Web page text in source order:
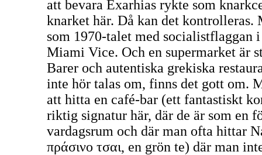
att bevara Exarhias rykte som
knarket här. Då kan det kontrolleras.
som 1970-talet med socialistflaggan
Miami Vice. Och en supermarket är
Barer och autentiska grekiska
inte hör talas om, finns det gott om.
att hitta en café-bar (ett fantastiskt
riktig signatur här, där de är som en
vardagsrum och där man ofta hittar
πράσινο τσαι, en grön te) där man